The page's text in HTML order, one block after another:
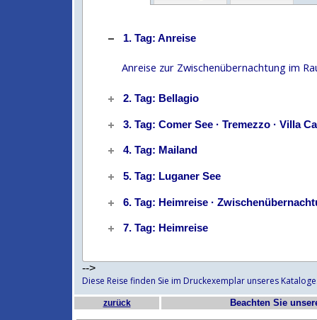
1. Tag: Anreise
Anreise zur Zwischenübernachtung im
2. Tag: Bellagio
3. Tag: Comer See · Tremezzo · Villa
4. Tag: Mailand
5. Tag: Luganer See
6. Tag: Heimreise ·
7. Tag: Heimreise
-->
Diese Reise finden Sie im Druckexemplar unseres
zurück Beachten Sie